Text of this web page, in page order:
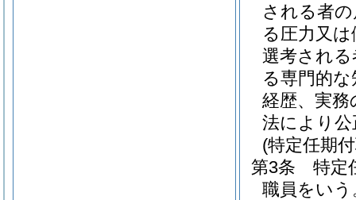
される者
る圧力又
選考され
る専門的
経歴、実
法により
(特定任期
第3条
特定
職員をい